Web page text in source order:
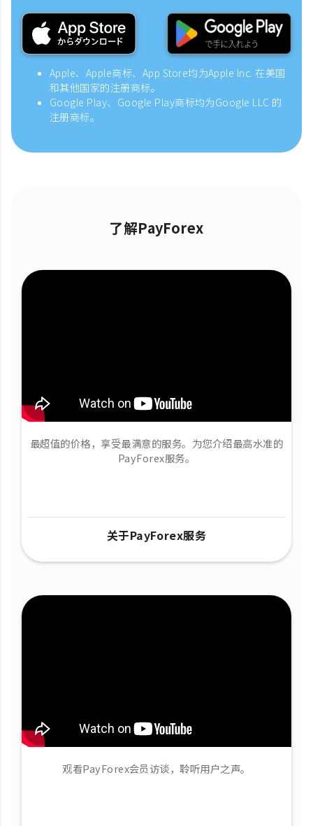
Apple、Apple商标、App Store均为Apple Inc. 在美国
和其他国家的注册商标。
Google Play、Google Play商标均为Google LLC 的
注册商标。
了解PayForex
最超值的价格，享受最满意的服务。为您介绍最高水准的
PayForex服务。
关于PayForex服务
观看PayForex会员访谈，聆听用户之声。